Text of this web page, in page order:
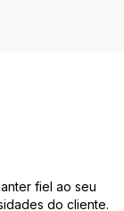
fiel ao seu
do cliente.